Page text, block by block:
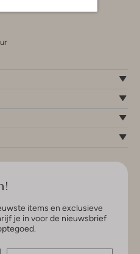
items en exclusieve
je in voor de nieuwsbrief